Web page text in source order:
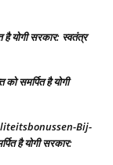
है योगी सरकार: स्वतंत्र
समर्पित है योगी
Bij-
है योगी सरकार: